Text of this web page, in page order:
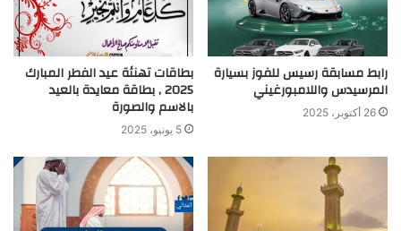
رابط مسابقة رسيس للفوز بسيارة
المرسيدس واللامبورغيني
26 أكتوبر، 2025
بطاقات تهنئة عيد الفطر المبارك
2025 , بطاقة معايدة بالعيد
بالاسم والصورة
5 يونيو، 2025